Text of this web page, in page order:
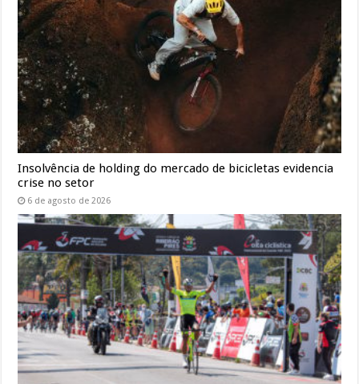
Insolvência de holding do mercado de bicicletas evidencia
crise no setor
6 de agosto de 2026